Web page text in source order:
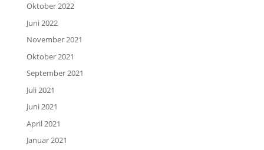
Oktober 2022
Juni 2022
November 2021
Oktober 2021
September 2021
Juli 2021
Juni 2021
April 2021
Januar 2021